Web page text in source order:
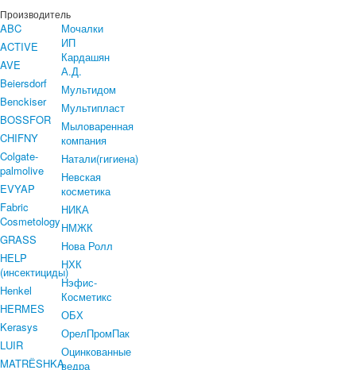
Производитель
ABC
ACTIVE
AVE
Beiersdorf
Benckiser
BOSSFOR
CHIFNY
Colgate-
palmolive
EVYAP
Fabric
Cosmetology
GRASS
HELP
(инсектициды)
Henkel
HERMES
Kerasys
LUIR
MATRЁSHKA
Мочалки
ИП
Кардашян
А.Д.
Мультидом
Мультипласт
Мыловаренная
компания
Натали(гигиена)
Невская
косметика
НИКА
НМЖК
Нова Ролл
НХК
Нэфис-
Косметикс
ОБХ
ОрелПромПак
Оцинкованные
ведра